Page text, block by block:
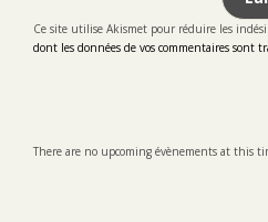
Ce site utilise Akismet pour réduire les
dont les données de vos commentaires sont
There are no upcoming évènements at this